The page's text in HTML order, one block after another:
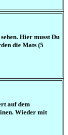
Hier musst Du
die Mats (5
auf dem
Wieder mit